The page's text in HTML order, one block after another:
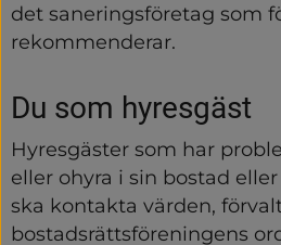
det saneringsföretag som
rekommenderar.
Du som hyresgäst
Hyresgäster som har
eller ohyra i sin bostad
ska kontakta värden,
bostadsrättsföreningens